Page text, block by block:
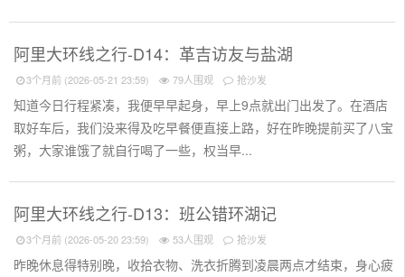
阿里大环线之行-D14：革吉访友与盐湖
3个月前 (2026-05-21 23:59) 79人围观 抢沙发
知道今日行程紧凑，我便早早起身，早上9点就出门出发了。在酒店
取好车后，我们没来得及吃早餐便直接上路，好在昨晚提前买了八宝
粥，大家谁饿了就自行喝了一些，权当早...
阿里大环线之行-D13：班公错环湖记
3个月前 (2026-05-20 23:59) 53人围观 抢沙发
昨晚休息得特别晚，收拾衣物、洗衣折腾到凌晨两点才结束，身心疲